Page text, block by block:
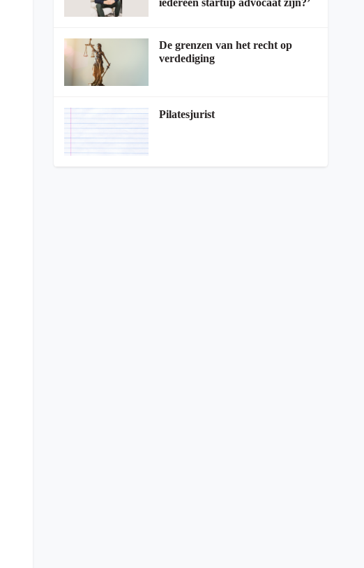
De grenzen van het recht op
verdediging
Pilatesjurist